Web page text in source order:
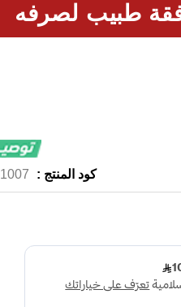
طبيب لصرفه
كود المنتج : 1007-JP005